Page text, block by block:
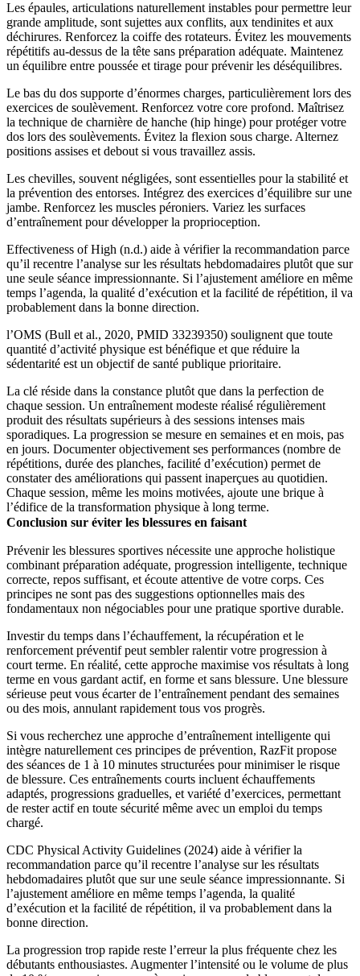
Les épaules, articulations naturellement instables pour permettre leur
grande amplitude, sont sujettes aux conflits, aux tendinites et aux
déchirures. Renforcez la coiffe des rotateurs. Évitez les mouvements
répétitifs au-dessus de la tête sans préparation adéquate. Maintenez
un équilibre entre poussée et tirage pour prévenir les déséquilibres.
Le bas du dos supporte d’énormes charges, particulièrement lors des
exercices de soulèvement. Renforcez votre core profond. Maîtrisez
la technique de charnière de hanche (hip hinge) pour protéger votre
dos lors des soulèvements. Évitez la flexion sous charge. Alternez
positions assises et debout si vous travaillez assis.
Les chevilles, souvent négligées, sont essentielles pour la stabilité et
la prévention des entorses. Intégrez des exercices d’équilibre sur une
jambe. Renforcez les muscles péroniers. Variez les surfaces
d’entraînement pour développer la proprioception.
Effectiveness of High (n.d.) aide à vérifier la recommandation parce
qu’il recentre l’analyse sur les résultats hebdomadaires plutôt que sur
une seule séance impressionnante. Si l’ajustement améliore en même
temps l’agenda, la qualité d’exécution et la facilité de répétition, il va
probablement dans la bonne direction.
l’OMS (Bull et al., 2020, PMID 33239350) soulignent que toute
quantité d’activité physique est bénéfique et que réduire la
sédentarité est un objectif de santé publique prioritaire.
La clé réside dans la constance plutôt que dans la perfection de
chaque session. Un entraînement modeste réalisé régulièrement
produit des résultats supérieurs à des sessions intenses mais
sporadiques. La progression se mesure en semaines et en mois, pas
en jours. Documenter objectivement ses performances (nombre de
répétitions, durée des planches, facilité d’exécution) permet de
constater des améliorations qui passent inaperçues au quotidien.
Chaque session, même les moins motivées, ajoute une brique à
l’édifice de la transformation physique à long terme.
Conclusion sur éviter les blessures en faisant
Prévenir les blessures sportives nécessite une approche holistique
combinant préparation adéquate, progression intelligente, technique
correcte, repos suffisant, et écoute attentive de votre corps. Ces
principes ne sont pas des suggestions optionnelles mais des
fondamentaux non négociables pour une pratique sportive durable.
Investir du temps dans l’échauffement, la récupération et le
renforcement préventif peut sembler ralentir votre progression à
court terme. En réalité, cette approche maximise vos résultats à long
terme en vous gardant actif, en forme et sans blessure. Une blessure
sérieuse peut vous écarter de l’entraînement pendant des semaines
ou des mois, annulant rapidement tous vos progrès.
Si vous recherchez une approche d’entraînement intelligente qui
intègre naturellement ces principes de prévention, RazFit propose
des séances de 1 à 10 minutes structurées pour minimiser le risque
de blessure. Ces entraînements courts incluent échauffements
adaptés, progressions graduelles, et variété d’exercices, permettant
de rester actif en toute sécurité même avec un emploi du temps
chargé.
CDC Physical Activity Guidelines (2024) aide à vérifier la
recommandation parce qu’il recentre l’analyse sur les résultats
hebdomadaires plutôt que sur une seule séance impressionnante. Si
l’ajustement améliore en même temps l’agenda, la qualité
d’exécution et la facilité de répétition, il va probablement dans la
bonne direction.
La progression trop rapide reste l’erreur la plus fréquente chez les
débutants enthousiastes. Augmenter l’intensité ou le volume de plus